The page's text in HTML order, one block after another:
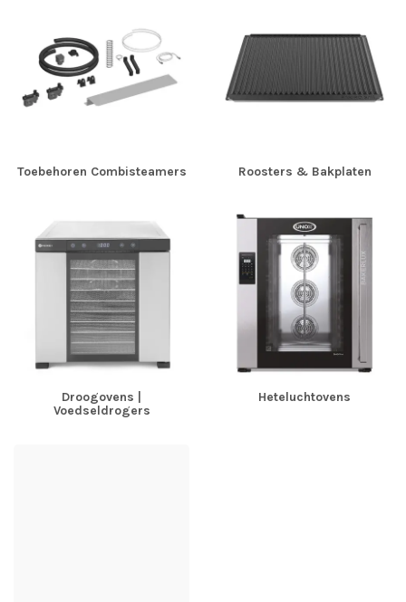
Toebehoren Combisteamers Roosters & Bakplaten
Droogovens |
Voedseldrogers
Heteluchtovens